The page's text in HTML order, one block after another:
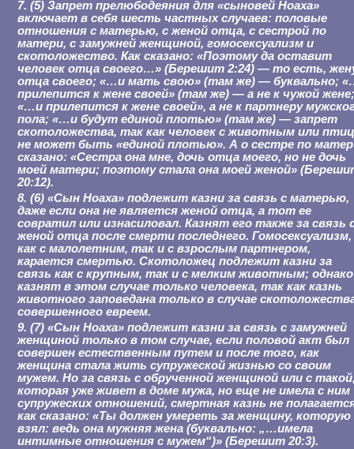
7. (5) Запрет прелюбодеяния для «сыновей Ноаха»
включает в себя шесть частных случаев: половые
отношения с матерью, с женой отца, с сестрой по
матери, с замужней женщиной, гомосексуализм и
скотоложество. Как сказано: «Поэтому да оставит
человек отца своего…» (Берешит 2:24) — то есть,
отца своего; «…и мать свою» (там же) — буквально;
прилепится к жене своей» (там же) — а не к чужой
«…и прилепится к жене своей», а не к партнеру
пола; «…и будут единой плотью» (там же) — запрет
скотоложества, так как человек с животным или
не может быть «единой плотью». А о сестре по
сказано: «Сестра она мне, дочь отца моего, но не дочь
моей матери; поэтому стала она моей женой»
20:12).
8. (6) «Сын Ноаха» подлежит казни за связь с матерью,
даже если она не является женой отца, а тот ее
совратил или изнасиловал. Казнят его также за связь
женой отца после смерти последнего. Гомосексуализм,
как с малолетним, так и с взрослым партнером,
карается смертью. Скотоложец подлежит казни за
связь как с крупным, так и с мелким животным; однако
казнят в этом случае только человека, так как казнь
животного заповедана только в случае
совершенного евреем.
9. (7) «Сын Ноаха» подлежит казни за связь с замужней
женщиной только в том случае, если половой акт был
совершен естественным путем и после того, как
женщина стала жить супружеской жизнью со своим
мужем. Но за связь с обрученной женщиной или с
которая уже живет в доме мужа, но еще не имела с ним
супружеских отношений, смертная казнь не
как сказано: «Ты должен умереть за женщину, которую
взял: ведь она мужняя жена (буквально: „…имела
интимные отношения с мужем“)» (Берешит 20:3).